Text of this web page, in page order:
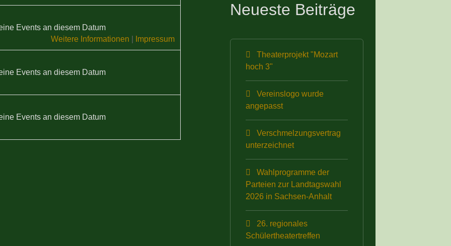
Events an diesem Datum
Events an diesem Datum
Events an diesem Datum
Neueste Beiträge
Theaterprojekt "Mozart
hoch 3"
Vereinslogo wurde
angepasst
Verschmelzungsvertrag
unterzeichnet
Wahlprogramme der
Parteien zur Landtagswahl
2026 in Sachsen-Anhalt
26. regionales
Schülertheatertreffen
Weitere Informationen
Impressum